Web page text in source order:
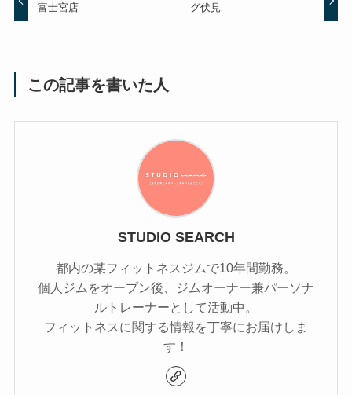
富士宮店
グ伏見
この記事を書いた人
STUDIO SEARCH
都内の某フィットネスジムで10年間勤務。
個人ジムをオープン後、ジムオーナー兼パーソナ
ルトレーナーとして活動中。
フィットネスに関する情報を丁寧にお届けしま
す！